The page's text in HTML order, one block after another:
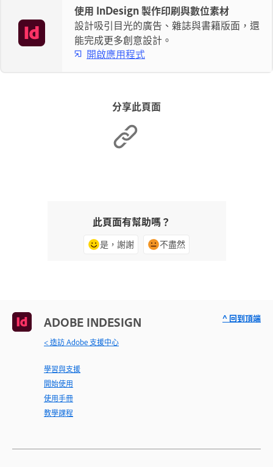
使用 InDesign 製作印刷與數位素材
設計吸引目光的廣告、雜誌與書籍版面，還
能完成更多創意設計。
開啟應用程式
分享此頁面
此頁面有幫助嗎？
是，謝謝 不盡然
ADOBE INDESIGN
< 造訪 Adobe 支援中心
學習與支援
開始使用
使用手冊
教學課程
^ 回到頂端